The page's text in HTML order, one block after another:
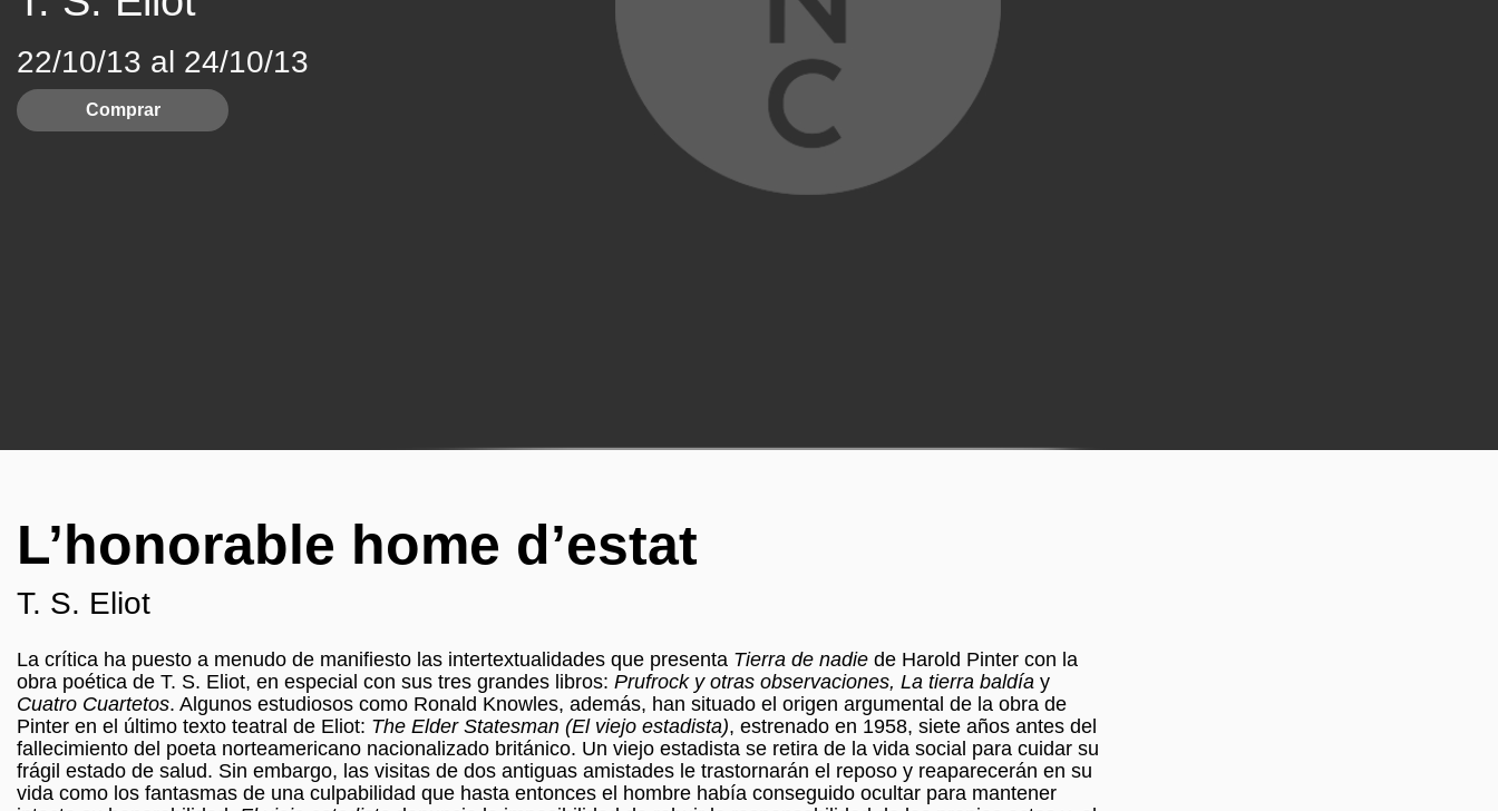
22/10/13 al 24/10/13
Comprar
L’honorable home d’estat
T. S. Eliot
La crítica ha puesto a menudo de manifiesto las intertextualidades que presenta Tierra de nadie de Harold Pinter con la
obra poética de T. S. Eliot, en especial con sus tres grandes libros: Prufrock y otras observaciones, La tierra baldía y
Cuatro Cuartetos. Algunos estudiosos como Ronald Knowles, además, han situado el origen argumental de la obra de
Pinter en el último texto teatral de Eliot: The Elder Statesman (El viejo estadista), estrenado en 1958, siete años antes del
fallecimiento del poeta norteamericano nacionalizado británico. Un viejo estadista se retira de la vida social para cuidar su
frágil estado de salud. Sin embargo, las visitas de dos antiguas amistades le trastornarán el reposo y reaparecerán en su
vida como los fantasmas de una culpabilidad que hasta entonces el hombre había conseguido ocultar para mantener